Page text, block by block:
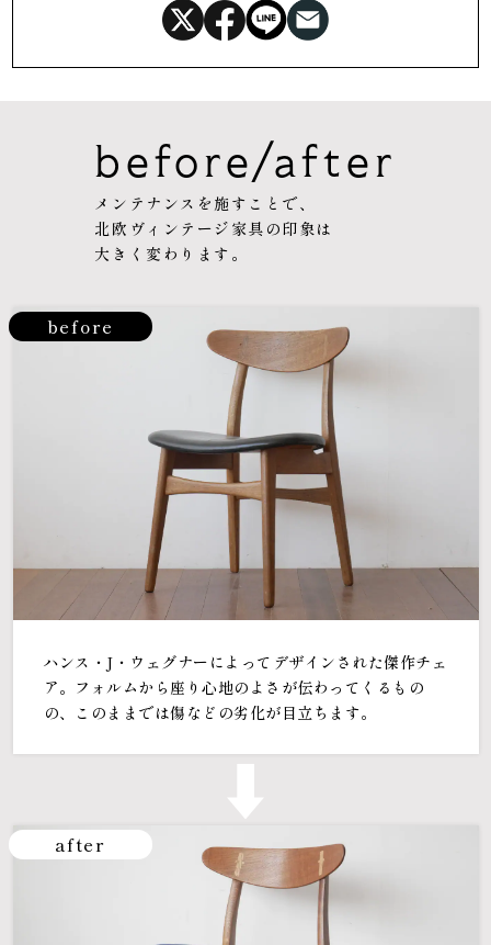
before/after
メンテナンスを施すことで、
北欧ヴィンテージ家具の印象は
大きく変わります。
before
ハンス・J・ウェグナーによってデザインされた傑作チェ
ア。フォルムから座り心地のよさが伝わってくるもの
の、このままでは傷などの劣化が目立ちます。
after